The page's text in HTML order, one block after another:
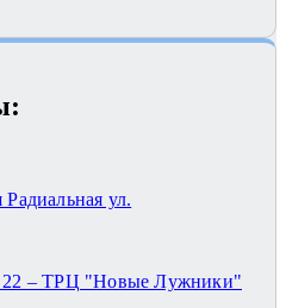
ул.
22 – ТРЦ "Новые Лужники"